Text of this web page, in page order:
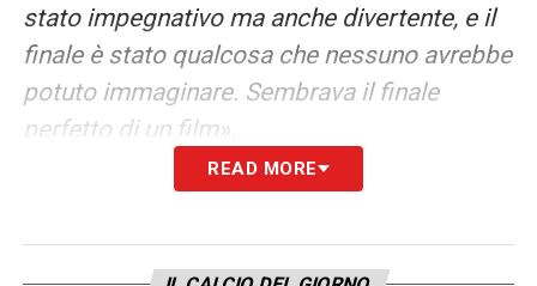
stato impegnativo ma anche divertente, e il
finale è stato qualcosa che nessuno avrebbe
potuto immaginare. Sembrava il finale
perfetto di un film».
LA NOTTE PIÙ EMOZIONANTE–
Dovevamo ribaltare la sconfitta per 3-1.
READ MORE